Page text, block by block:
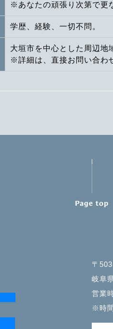
※あなたの頑張り次第で更
学歴、経験、一切不問。
大垣市を中心とした周辺地
※詳細は、直接お問い合わ
Page top
〒
岐阜
営業
※時